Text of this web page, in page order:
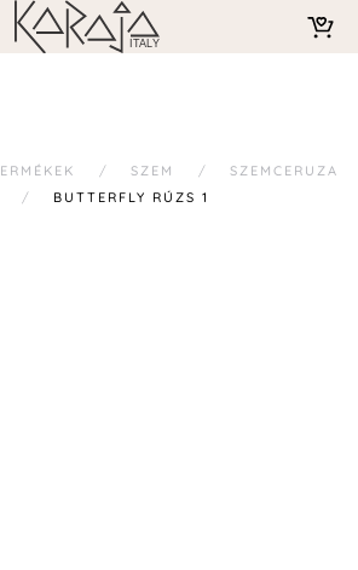
SZEM
SZEMCERUZA
BUTTERFLY RÚZS 1